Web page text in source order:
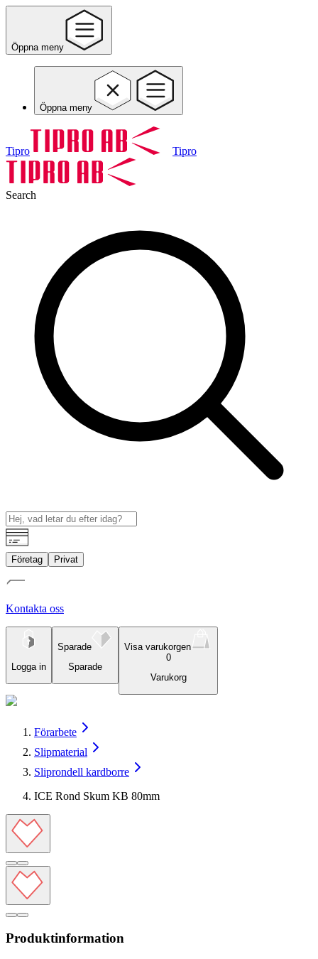
Öppna meny
Öppna meny
Tipro Tipro
Search
Företag Privat
Kontakta oss
Logga in
Sparade
Sparade
Visa varukorgen
0
Varukorg
Förarbete
Slipmaterial
Sliprondell kardborre
ICE Rond Skum KB 80mm
Produktinformation